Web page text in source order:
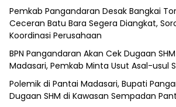
Pemkab Pangandaran Desak Bangkai
Ceceran Batu Bara Segera Diangkat,
Koordinasi Perusahaan
BPN Pangandaran Akan Cek Dugaan
Madasari, Pemkab Minta Usut Asal-usul
Polemik di Pantai Madasari, Bupati
Dugaan SHM di Kawasan Sempadan